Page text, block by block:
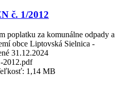
č. 1/2012
poplatku za komunálne odpady a
obce Liptovská Sielnica -
31.12.2024
2012.pdf
1,14 MB